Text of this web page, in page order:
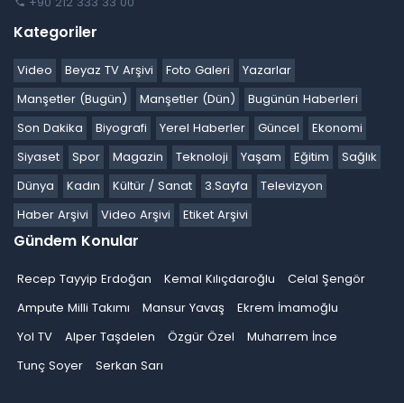
Kategoriler
Video Beyaz TV Arşivi Foto Galeri
Yazarlar
Manşetler (Bugün)
Manşetler (Dün)
Bugünün Haberleri
Son Dakika
Biyografi Yerel Haberler Güncel
Ekonomi
Siyaset
Spor Magazin Teknoloji Yaşam Eğitim
Sağlık
Dünya
Kadın Kültür / Sanat 3.Sayfa
Televizyon
Haber Arşivi
Video Arşivi Etiket Arşivi
Gündem Konular
Recep Tayyip Erdoğan Kemal Kılıçdaroğlu
Celal Şengör
Ampute Milli Takımı
Mansur Yavaş
Ekrem İmamoğlu
Yol TV
Alper Taşdelen Özgür Özel
Muharrem İnce
Tunç Soyer
Serkan Sarı